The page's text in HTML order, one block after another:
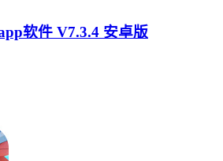
软件 V7.3.4 安卓版